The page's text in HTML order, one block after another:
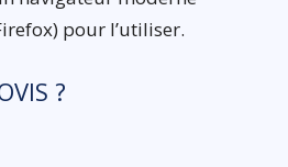
pour l’utiliser.
?